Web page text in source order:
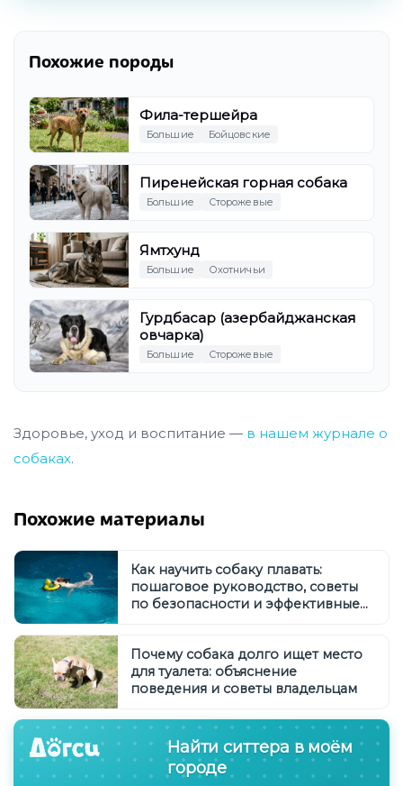
Похожие породы
Фила-тершейра
Большие Бойцовские
Пиренейская горная собака
Большие Сторожевые
Ямтхунд
Большие Охотничьи
Гурдбасар (азербайджанская
овчарка)
Большие Сторожевые
Здоровье, уход и воспитание — в нашем журнале о
собаках.
Похожие материалы
Как научить собаку плавать:
пошаговое руководство, советы
по безопасности и эффективные
Почему собака долго ищет место
для туалета: объяснение
поведения и советы владельцам
Найти ситтера в моём
городе